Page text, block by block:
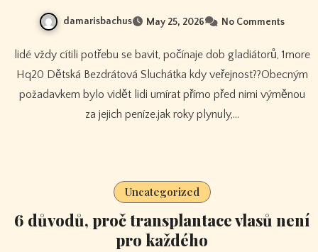
damarisbachus May 25, 2026 No Comments
Hq20 Dětská Bezdrátová Sluchátka kdy veřejnost??Obecným
požadavkem bylo vidět lidi umírat přímo před nimi výměnou
za jejich peníze.jak roky plynuly,…
Uncategorized
6 důvodů, proč transplantace vlasů není
pro každého